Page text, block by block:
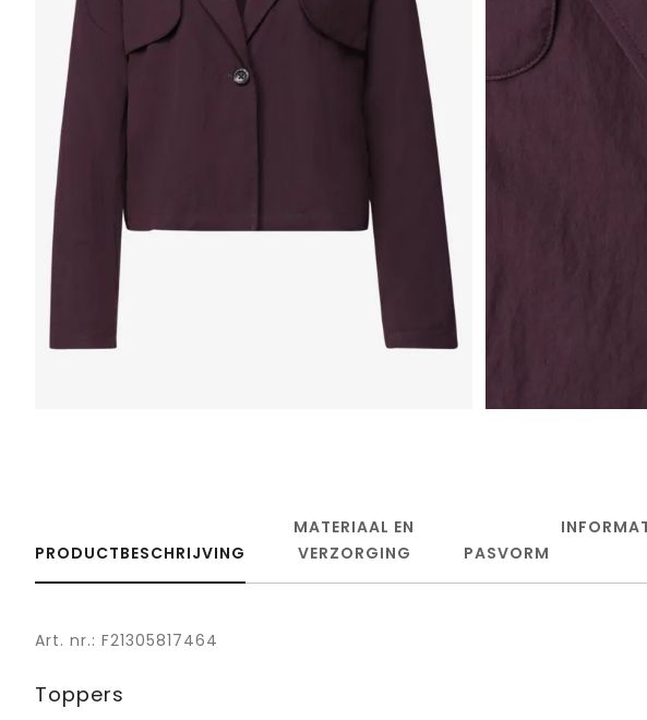
PRODUCTBESCHRIJVING
MATERIAAL EN
VERZORGING
PASVORM
Art. nr.: F21305817464
Toppers